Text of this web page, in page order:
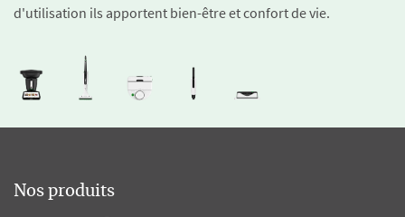
d'utilisation ils apportent bien-être et confort de vie.
Nos produits